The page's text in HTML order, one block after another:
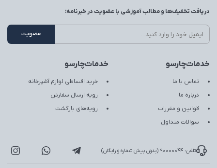
خدمات‌چارسو
تماس با ما
درباره ما
قوانین و مقررات
سوالات متداول
خدمات‌چارسو
خرید اقساطی لوازم آشپزخانه
رویه ارسال سفارش
رویه‌های بازگشت
دریافت تخفیف‌ها و مطالب آموزشی با عضویت در خبرنامه:
تلفن: 90000044 (بدون پیش شماره و رایگان)